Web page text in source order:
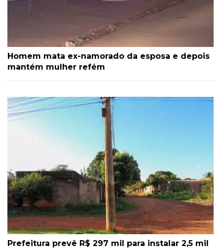
Homem mata ex-namorado da esposa e depois
mantém mulher refém
Prefeitura prevê R$ 297 mil para instalar 2,5 mil